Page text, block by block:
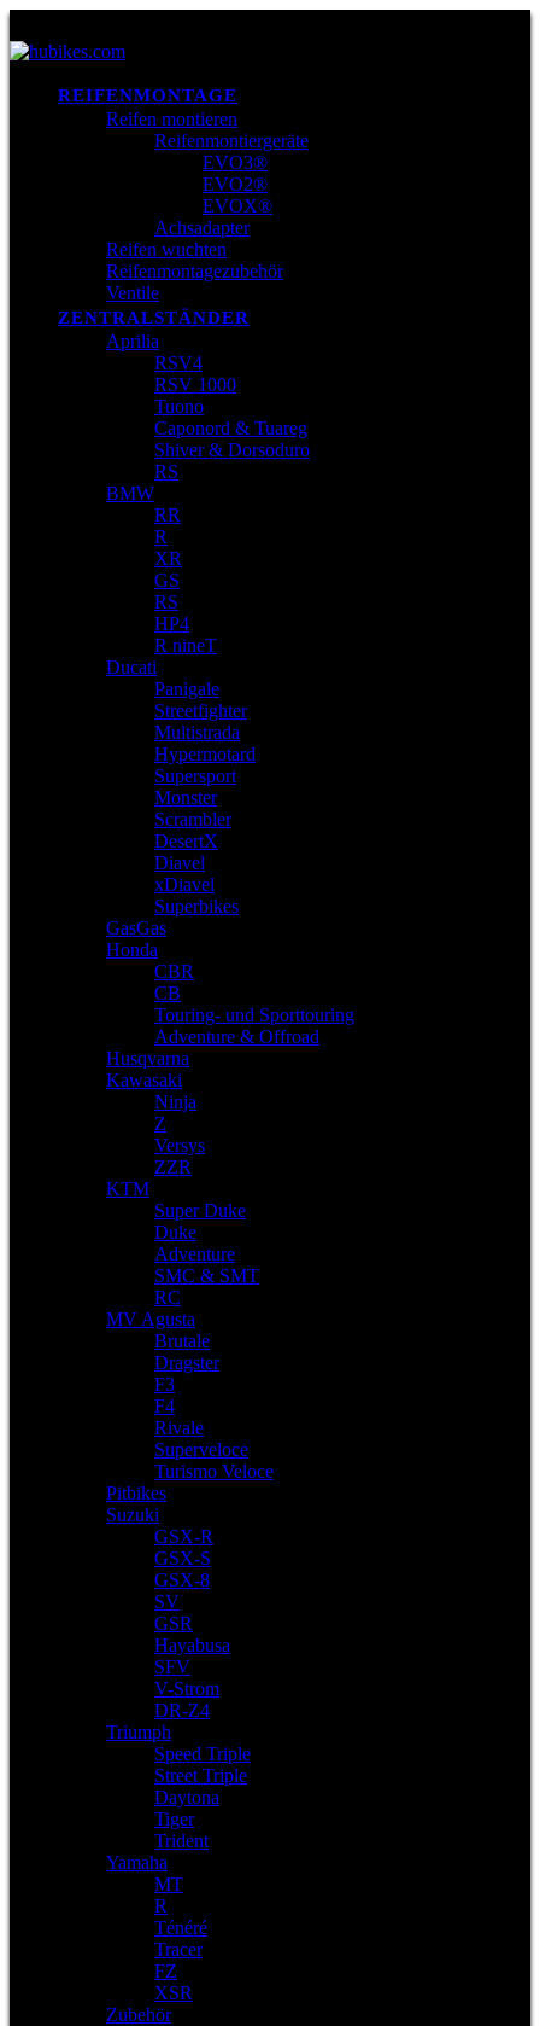
REIFENMONTAGE
Reifen montieren
Reifenmontiergeräte
EVO3®
EVO2®
EVOX®
Achsadapter
Reifen wuchten
Reifenmontagezubehör
Ventile
ZENTRALSTÄNDER
Aprilia
RSV4
RSV 1000
Tuono
Caponord & Tuareg
Shiver & Dorsoduro
RS
BMW
RR
R
XR
GS
RS
HP4
R nineT
Ducati
Panigale
Streetfighter
Multistrada
Hypermotard
Supersport
Monster
Scrambler
DesertX
Diavel
xDiavel
Superbikes
GasGas
Honda
CBR
CB
Touring- und Sporttouring
Adventure & Offroad
Husqvarna
Kawasaki
Ninja
Z
Versys
ZZR
KTM
Super Duke
Duke
Adventure
SMC & SMT
RC
MV Agusta
Brutale
Dragster
F3
F4
Rivale
Superveloce
Turismo Veloce
Pitbikes
Suzuki
GSX-R
GSX-S
GSX-8
SV
GSR
Hayabusa
SFV
V-Strom
DR-Z4
Triumph
Speed Triple
Street Triple
Daytona
Tiger
Trident
Yamaha
MT
R
Ténéré
Tracer
FZ
XSR
Zubehör